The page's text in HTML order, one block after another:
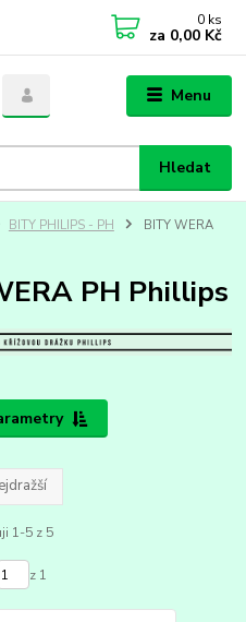
Menu
Hledat
0 ks
za 0,00 Kč
BITY PHILIPS - PH
BITY WERA
PH Phillips
1-5 z 5
z 1